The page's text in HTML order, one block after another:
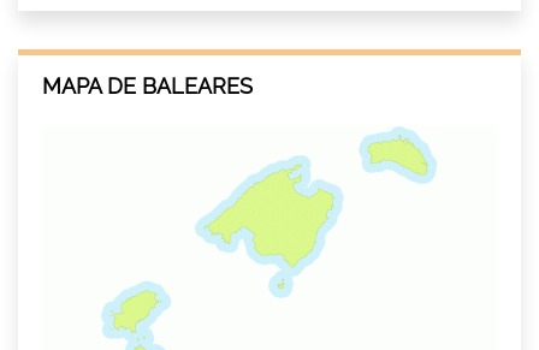
MAPA DE BALEARES